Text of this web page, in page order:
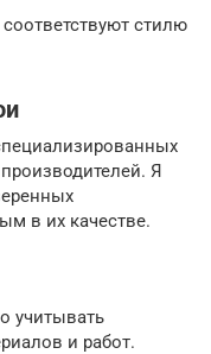
стилю
Я
в их качестве.
учитывать
и работ.